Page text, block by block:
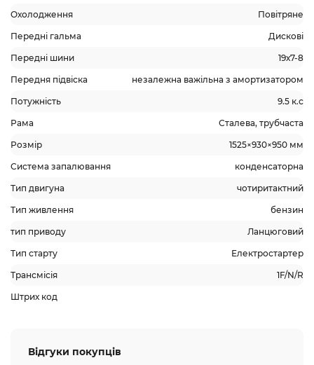
Охолодження Повітряне
Передні гальма Дискові
Передні шини 19х7-8
Передня підвіска незалежна важільна з амортизатором
Потужність 9.5 к.с
Рама Сталева, трубчаста
Розмір 1525×930×950 мм
Система запалювання конденсаторна
Тип двигуна чотиритактний
Тип живлення бензин
тип приводу Ланцюговий
Тип старту Електростартер
Трансмісія 1F/N/R
Штрих код
Відгуки покупців